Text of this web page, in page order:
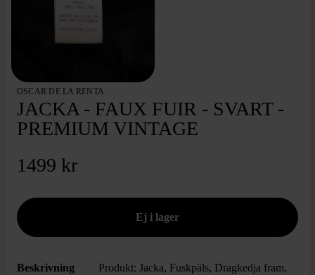
OSCAR DE LA RENTA
JACKA - FAUX FUIR - SVART -
PREMIUM VINTAGE
1499 kr
Beskrivning
Produkt: Jacka, Fuskpäls, Dragkedja fram,